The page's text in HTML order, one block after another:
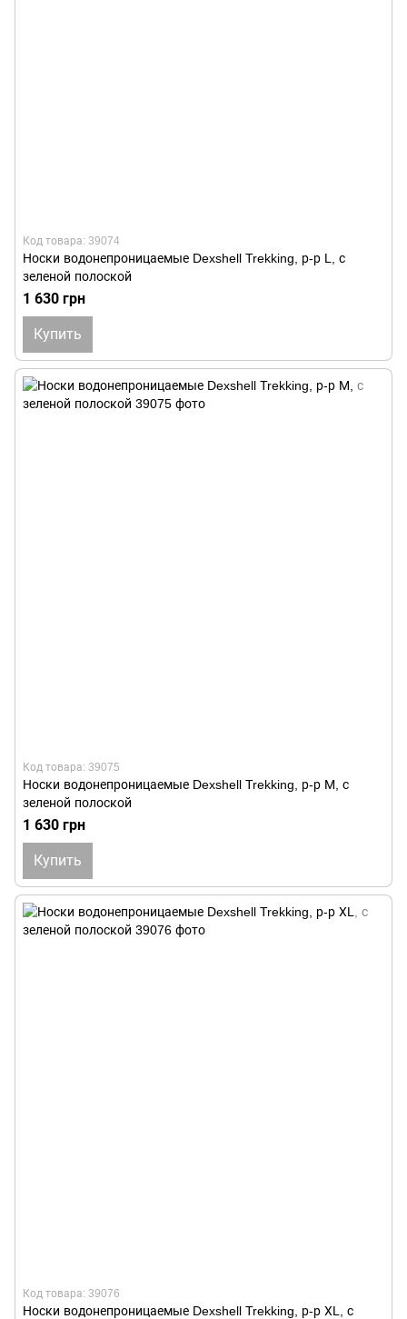
Код товара: 39074
Носки водонепроницаемые Dexshell Trekking, р-р L, с
зеленой полоской
1 630 грн
Купить
Код товара: 39075
Носки водонепроницаемые Dexshell Trekking, р-р М, с
зеленой полоской
1 630 грн
Купить
Код товара: 39076
Носки водонепроницаемые Dexshell Trekking, р-р ХL, с